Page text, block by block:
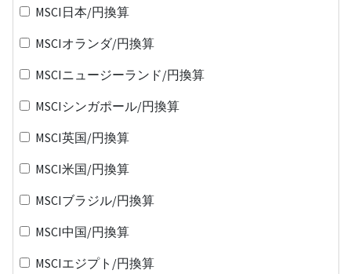
MSCI日本/円換算
MSCIオランダ/円換算
MSCIニュージーランド/円換算
MSCIシンガポール/円換算
MSCI英国/円換算
MSCI米国/円換算
MSCIブラジル/円換算
MSCI中国/円換算
MSCIエジプト/円換算